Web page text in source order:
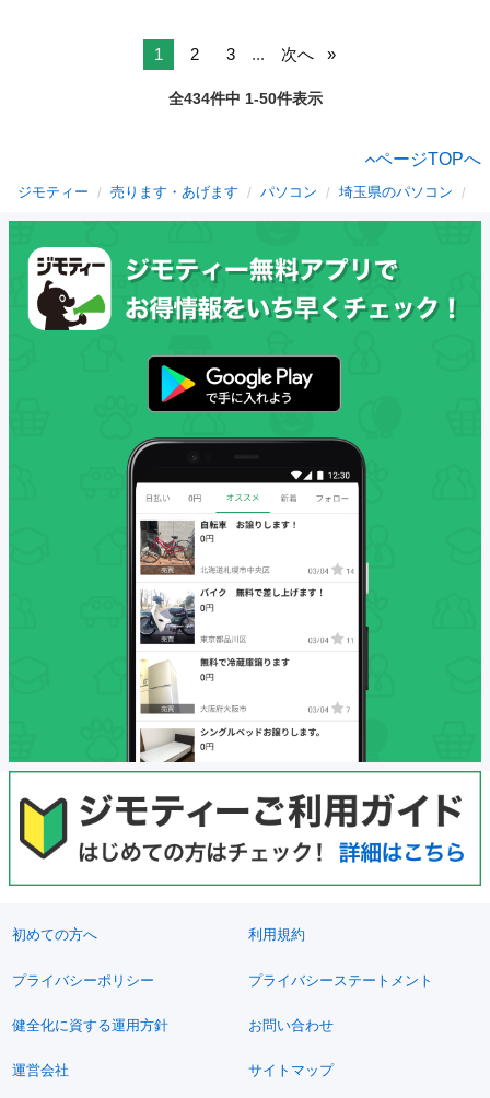
1 2 3 ... 次へ
全434件中 1-50件表示
ページTOPへ
ジモティー 売ります・あげます パソコン 埼玉県のパソコン
初めての方へ 利用規約
プライバシーポリシー プライバシーステートメント
健全化に資する運用方針 お問い合わせ
運営会社 サイトマップ